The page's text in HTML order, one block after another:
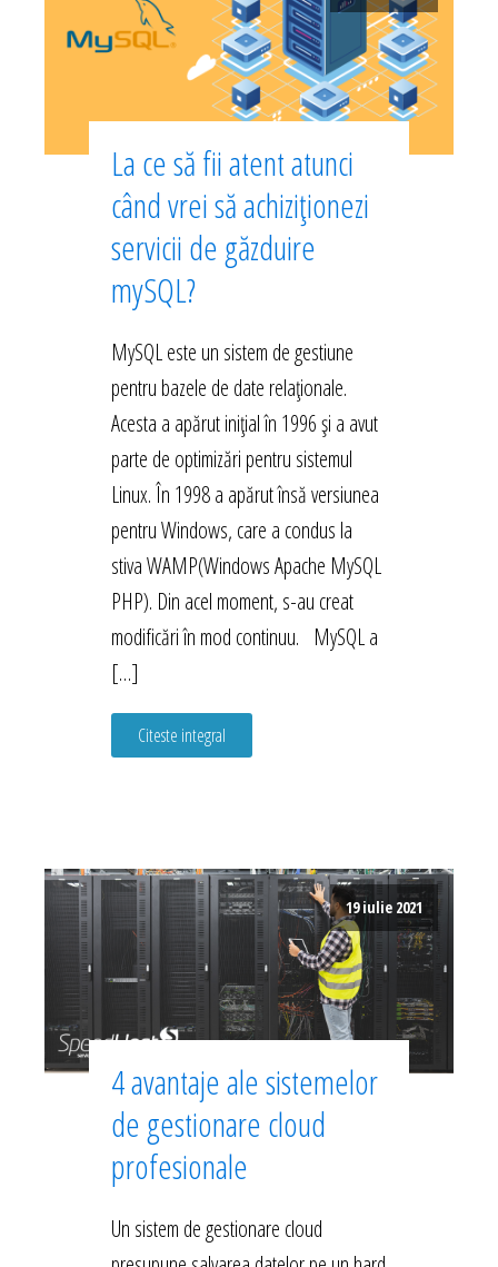
La ce să fii atent atunci
când vrei să achiziționezi
servicii de găzduire
mySQL?
MySQL este un sistem de gestiune
pentru bazele de date relaționale.
Acesta a apărut inițial în 1996 și a avut
parte de optimizări pentru sistemul
Linux. În 1998 a apărut însă versiunea
pentru Windows, care a condus la
stiva WAMP(Windows Apache MySQL
PHP). Din acel moment, s-au creat
modificări în mod continuu. MySQL a
[…]
Citeste integral
19 iulie 2021
4 avantaje ale sistemelor
de gestionare cloud
profesionale
Un sistem de gestionare cloud